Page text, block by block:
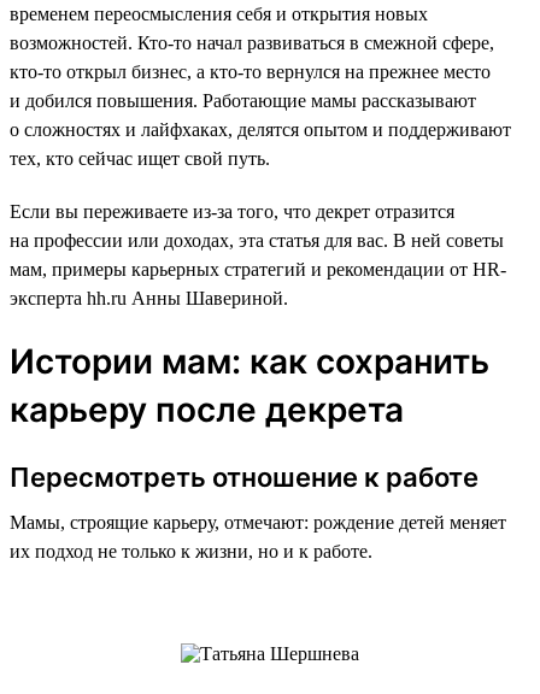
временем переосмысления себя и открытия новых
возможностей. Кто-то начал развиваться в смежной сфере,
кто-то открыл бизнес, а кто-то вернулся на прежнее место
и добился повышения. Работающие мамы рассказывают
о сложностях и лайфхаках, делятся опытом и поддерживают
тех, кто сейчас ищет свой путь.
Если вы переживаете из-за того, что декрет отразится
на профессии или доходах, эта статья для вас. В ней советы
мам, примеры карьерных стратегий и рекомендации от HR-
эксперта hh.ru Анны Шавериной.
Истории мам: как сохранить
карьеру после декрета
Пересмотреть отношение к работе
Мамы, строящие карьеру, отмечают: рождение детей меняет
их подход не только к жизни, но и к работе.